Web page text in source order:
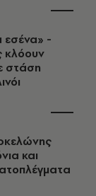
εσένα» -
κλόουν
στάση
και